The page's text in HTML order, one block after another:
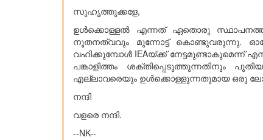
സുഹൃത്തുക്കളേ,
ഉള്‍ക്കൊള്ളല്‍ എന്നത് ഏതൊരു
നൂതനത്വവും മുന്നോട്ട് കൊണ്ടുവരുന്നു.
വഹിക്കുമ്പോള്‍ IEAയ്ക്ക് നേട്ടമുണ്ടാകുമെന്ന്
പങ്കാളിത്തം ശക്തിപ്പെടുത്തുന്നതിനും
എല്ലാവരെയും ഉള്‍ക്കൊള്ളുന്നതുമായ ഒരു ലോകം
നന്ദി
വളരെ നന്ദി.
--NK--